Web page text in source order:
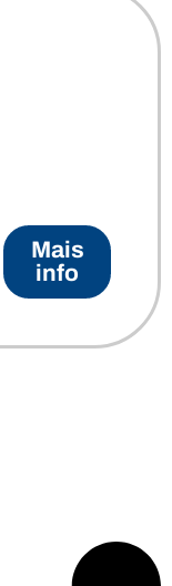
Mais
info